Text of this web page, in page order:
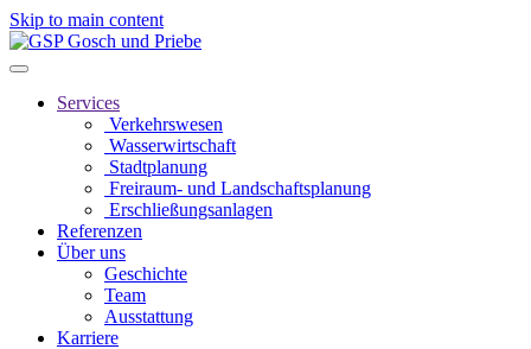
Skip to main content
Services
Verkehrswesen
Wasserwirtschaft
Stadtplanung
Freiraum- und Landschaftsplanung
Erschließungsanlagen
Referenzen
Über uns
Geschichte
Team
Ausstattung
Karriere